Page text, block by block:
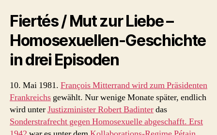
Mitterrand
bis
Homoehe
Fiertés / Mut zur Liebe –
Homosexuellen-Geschichte
in drei Episoden
10. Mai 1981. François Mitterrand wird zum Präsidenten
Frankreichs gewählt. Nur wenige Monate später, endlich
wird unterJustizminister Robert Badinterdas
Sonderstrafrecht gegen Homosexuelle abgeschafft. Erst